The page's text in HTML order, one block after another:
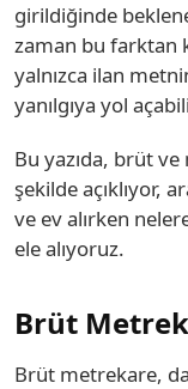
girildiğinde
zaman bu farktan
yalnızca ilan
yanılgıya yol
Bu yazıda, brüt
şekilde açıklıyor,
ve ev alırken
ele alıyoruz.
Brüt
Brüt metrekare,